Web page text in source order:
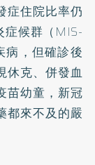
症住院比率仍
症候群（MIS-
病，但確診後
休克、併發血
苗幼童，新冠
都來不及的嚴